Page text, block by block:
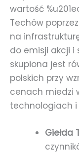
wartość
Techów
na
do emisji akcji i
skupiona jest
polskich przy
cenach miedzi
technologiach
Giełda